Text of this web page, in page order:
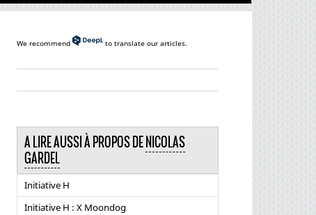
We recommend to translate our articles.
A LIRE AUSSI À PROPOS DENICOLAS
GARDEL
Initiative H
Initiative H : X Moondog